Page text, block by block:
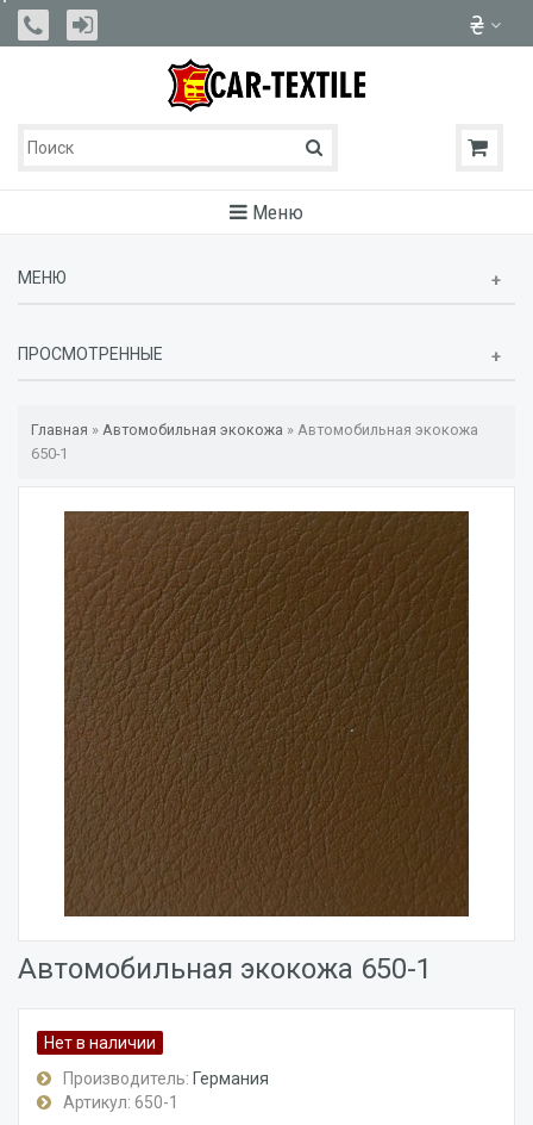
Меню
МЕНЮ
ПРОСМОТРЕННЫЕ
Главная » Автомобильная экокожа » Автомобильная экокожа
650-1
Автомобильная экокожа 650-1
Нет в наличии
Производитель: Германия
Артикул: 650-1